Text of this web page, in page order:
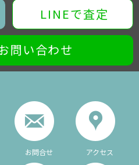
LINEで査定
問い合わせ
お問合せ アクセス